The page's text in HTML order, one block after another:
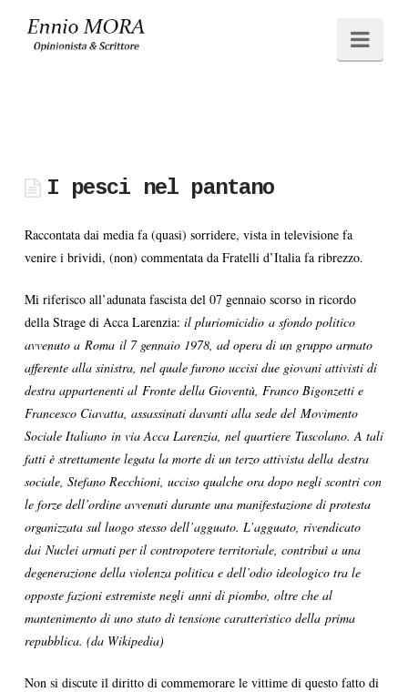
Ennio
I pesci nel pantano
Raccontata dai media fa (quasi) sorridere, vista in televisione fa
venire i brividi, (non) commentata da Fratelli d’Italia fa ribrezzo.
Mi riferisco all’adunata fascista del 07 gennaio scorso in ricordo
della Strage di Acca Larenzia: il pluriomicidio a sfondo politico
avvenuto a Roma il 7 gennaio 1978, ad opera di un gruppo armato
afferente alla sinistra, nel quale furono uccisi due giovani attivisti di
destra appartenenti al Fronte della Gioventù, Franco Bigonzetti e
Francesco Ciavatta, assassinati davanti alla sede del Movimento
Sociale Italiano in via Acca Larenzia, nel quartiere Tuscolano. A tali
fatti è strettamente legata la morte di un terzo attivista della destra
sociale, Stefano Recchioni, ucciso qualche ora dopo negli scontri con
le forze dell’ordine avvenuti durante una manifestazione di protesta
organizzata sul luogo stesso dell’agguato. L’agguato, rivendicato
dai Nuclei armati per il contropotere territoriale, contribuì a una
degenerazione della violenza politica e dell’odio ideologico tra le
opposte fazioni estremiste negli anni di piombo, oltre che al
mantenimento di uno stato di tensione caratteristico della prima
repubblica. (da Wikipedia)
Non si discute il diritto di commemorare le vittime di questo fatto di